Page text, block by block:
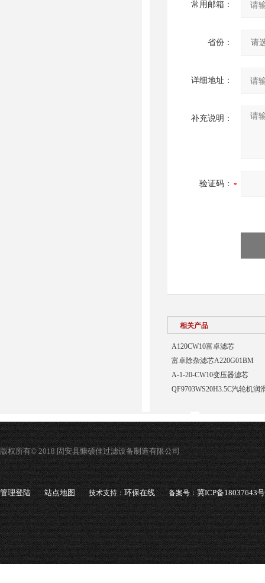
常用邮箱：
省份：
详细地址：
补充说明：
验证码：
相关产品
A120CW10富卓滤芯
富卓除杂滤芯A220G01BM
A-1-20-CW10变压器滤芯
QF9703WS20H3.5C汽轮机润
版权所有© 2018 固安县慷硕佳过滤设备制造有限公司
管理登陆 站点地图 技术支持：环保在线 备案号：冀ICP备18037643